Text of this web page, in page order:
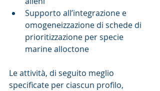
Supporto all’integrazione e
omogeneizzazione di schede di
prioritizzazione per specie
marine alloctone
Le attività, di seguito meglio
specificate per ciascun profilo,